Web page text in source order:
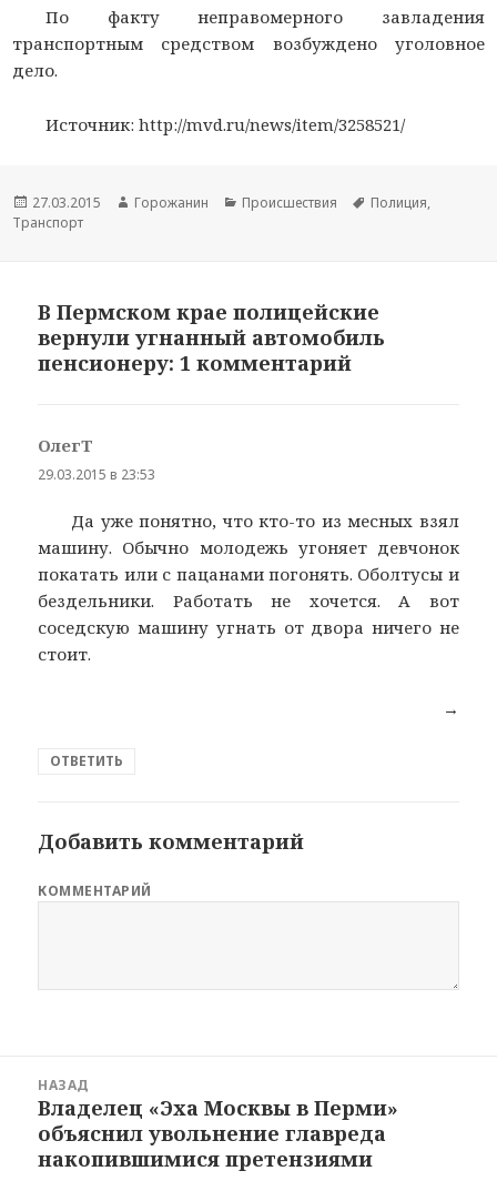
По факту неправомерного завладения
транспортным средством возбуждено уголовное
дело.
Источник: http://mvd.ru/news/item/3258521/
Новость
опубликована
27.03.2015
Автор
Горожанин
Раздел
Происшествия
Тема
Полиция,
Транспорт
В Пермском крае полицейские
вернули угнанный автомобиль
пенсионеру: 1 комментарий
ОлегТ
29.03.2015 в 23:53
Да уже понятно, что кто-то из месных взял
машину. Обычно молодежь угоняет девчонок
покатать или с пацанами погонять. Оболтусы и
бездельники. Работать не хочется. А вот
соседскую машину угнать от двора ничего не
стоит.
→
ОТВЕТИТЬ
Добавить комментарий
КОММЕНТАРИЙ
новостям
НАЗАД
Предыдущая
запись:
Владелец «Эха Москвы в Перми»
объяснил увольнение главреда
накопившимися претензиями